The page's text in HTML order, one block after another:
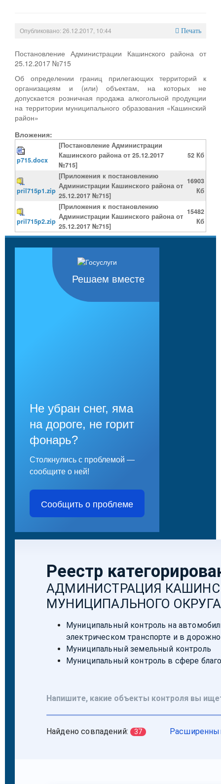
Опубликовано: 26.12.2017, 10:44 Печать
Постановление Администрации Кашинского района от
25.12.2017 №715
Об определении границ прилегающих территорий к
организациям и (или) объектам, на которых не
допускается розничная продажа алкогольной продукции
на территории муниципального образования «Кашинский
район»
Вложения:
p715.docx
[Постановление Администрации
Кашинского района от 25.12.2017
№715]
52 Кб
pril715p1.zip
[Приложения к постановлению
Администрации Кашинского района от
25.12.2017 №715]
16903
Кб
pril715p2.zip
[Приложения к постановлению
Администрации Кашинского района от
25.12.2017 №715]
15482
Кб
Решаем вместе
Не убран снег, яма
на дороге, не горит
фонарь?
Столкнулись с проблемой —
сообщите о ней!
Сообщить о проблеме